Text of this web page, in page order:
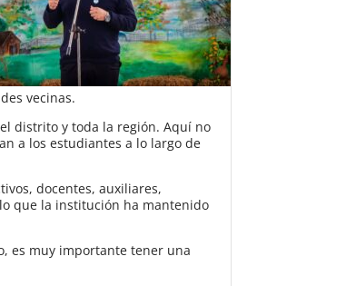
vecinas.
distrito y toda la región. Aquí no
a los estudiantes a lo largo de
docentes, auxiliares,
que la institución ha mantenido
es muy importante tener una